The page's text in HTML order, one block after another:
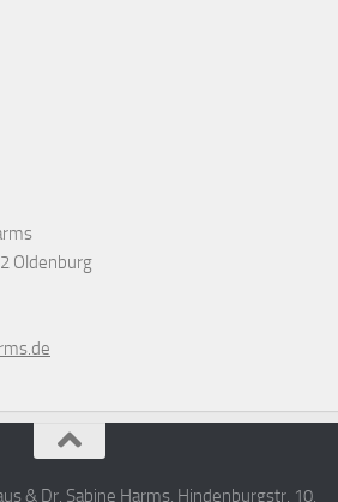
Oldenburg
& Dr. Sabine Harms, Hindenburgstr. 10,